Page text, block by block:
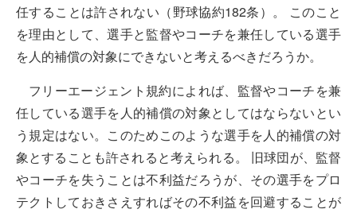
任することは許されない（野球協約182条）。 このこと
を理由として、選手と監督やコーチを兼任している選手
を人的補償の対象にできないと考えるべきだろうか。
フリーエージェント規約によれば、監督やコーチを兼
任している選手を人的補償の対象としてはならないとい
う規定はない。このためこのような選手を人的補償の対
象とすることも許されると考えられる。 旧球団が、監督
やコーチを失うことは不利益だろうが、その選手をプロ
テクトしておきさえすればその不利益を回避することが